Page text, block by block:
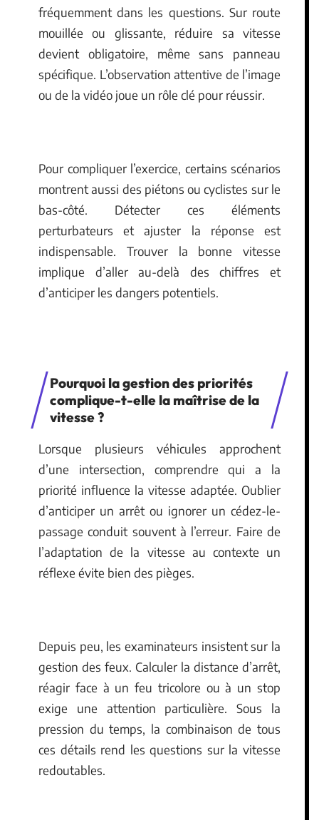
fréquemment dans les questions. Sur route
mouillée ou glissante, réduire sa vitesse
devient obligatoire, même sans panneau
spécifique. L’observation attentive de l’image
ou de la vidéo joue un rôle clé pour réussir.
Pour compliquer l’exercice, certains scénarios
montrent aussi des piétons ou cyclistes sur le
bas-côté. Détecter ces éléments
perturbateurs et ajuster la réponse est
indispensable. Trouver la bonne vitesse
implique d’aller au-delà des chiffres et
d’anticiper les dangers potentiels.
Pourquoi la gestion des priorités
complique-t-elle la maîtrise de la
vitesse ?
Lorsque plusieurs véhicules approchent
d’une intersection, comprendre qui a la
priorité influence la vitesse adaptée. Oublier
d’anticiper un arrêt ou ignorer un cédez-le-
passage conduit souvent à l’erreur. Faire de
l’adaptation de la vitesse au contexte un
réflexe évite bien des pièges.
Depuis peu, les examinateurs insistent sur la
gestion des feux. Calculer la distance d’arrêt,
réagir face à un feu tricolore ou à un stop
exige une attention particulière. Sous la
pression du temps, la combinaison de tous
ces détails rend les questions sur la vitesse
redoutables.